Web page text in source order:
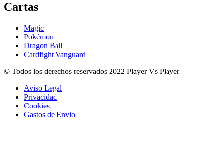
Cartas
Magic
Pokémon
Dragon Ball
Cardfight Vanguard
© Todos los derechos reservados 2022 Player Vs Player
Aviso Legal
Privacidad
Cookies
Gastos de Envio